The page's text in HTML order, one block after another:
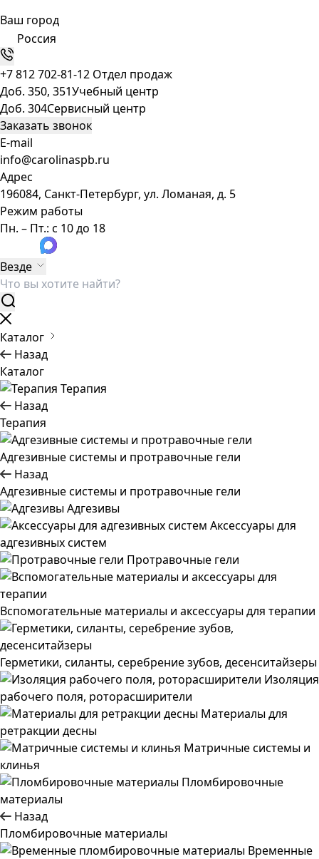
Ваш город
Россия
+7 812 702-81-12 Отдел продаж
Доб. 350, 351Учебный центр
Доб. 304Сервисный центр
Заказать звонок
E-mail
info@carolinaspb.ru
Адрес
196084, Санкт-Петербург, ул. Ломаная, д. 5
Режим работы
Пн. – Пт.: с 10 до 18
Везде
Каталог
Назад
Каталог
Терапия
Назад
Терапия
Адгезивные системы и протравочные гели
Назад
Адгезивные системы и протравочные гели
Адгезивы
Аксессуары для
адгезивных систем
Протравочные гели
Вспомогательные материалы и аксессуары для терапии
Герметики, силанты, серебрение зубов, десенситайзеры
Изоляция
рабочего поля, роторасширители
Материалы для
ретракции десны
Матричные системы и
клинья
Пломбировочные
материалы
Назад
Пломбировочные материалы
Временные